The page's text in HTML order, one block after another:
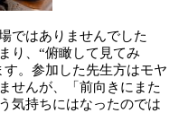
ではありませんでした
り、“俯瞰して見てみ
。参加した先生方はモヤ
せんが、「前向きにまた
気持ちにはなったのでは